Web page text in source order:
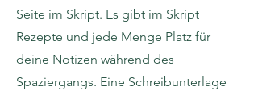
Seite im Skript. Es gibt im Skript
Rezepte und jede Menge Platz für
deine Notizen während des
Spaziergangs. Eine Schreibunterlage